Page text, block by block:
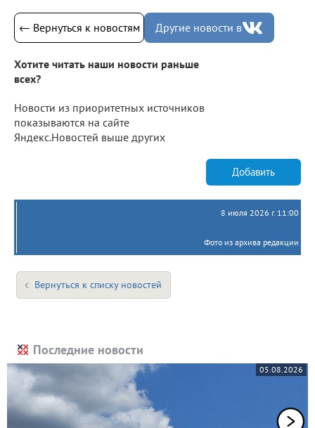
← Вернуться к новостям Другие новости в
Хотите читать наши новости раньше
всех?
Новости из приоритетных источников
показываются на сайте
Яндекс.Новостей выше других
Добавить
8 июля 2026 г. 11:00
Фото из архива редакции
Вернуться к списку новостей
Последние новости
05.08.2026